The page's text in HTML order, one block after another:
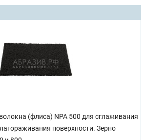
(флиса) NPA 500 для сглаживания
поверхности. Зерно